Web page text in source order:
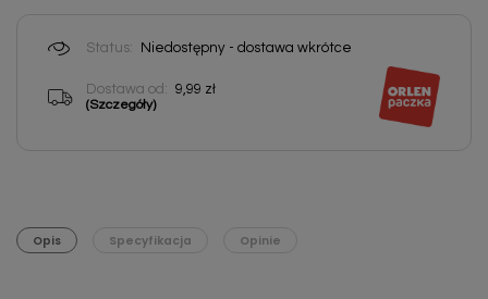
Status: Niedostępny - dostawa wkrótce
Dostawa od: 9,99 zł
(Szczegóły)
Opis Specyfikacja Opinie